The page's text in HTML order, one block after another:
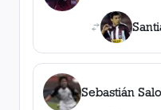
Sebastián